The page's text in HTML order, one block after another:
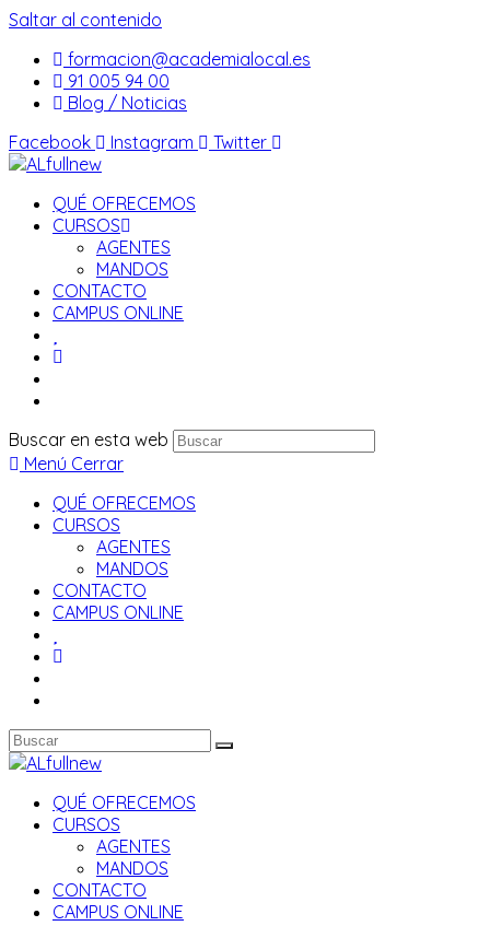
Saltar al contenido
formacion@academialocal.es
91 005 94 00
Blog / Noticias
Facebook
Instagram Twitter
QUÉ OFRECEMOS
CURSOS
AGENTES
MANDOS
CONTACTO
CAMPUS ONLINE
Buscar en esta web
Menú Cerrar
QUÉ OFRECEMOS
CURSOS
AGENTES
MANDOS
CONTACTO
CAMPUS ONLINE
QUÉ OFRECEMOS
CURSOS
AGENTES
MANDOS
CONTACTO
CAMPUS ONLINE